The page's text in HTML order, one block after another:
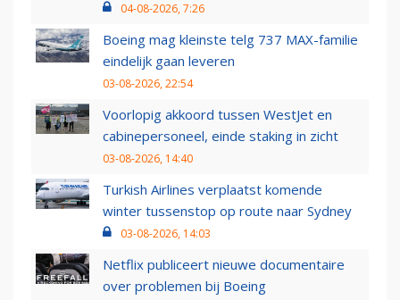
04-08-2026, 7:26
Boeing mag kleinste telg 737 MAX-familie
eindelijk gaan leveren
03-08-2026, 22:54
Voorlopig akkoord tussen WestJet en
cabinepersoneel, einde staking in zicht
03-08-2026, 14:40
Turkish Airlines verplaatst komende
winter tussenstop op route naar Sydney
03-08-2026, 14:03
Netflix publiceert nieuwe documentaire
over problemen bij Boeing